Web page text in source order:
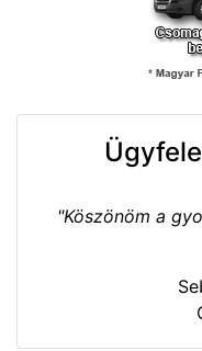
"Köszönöm a